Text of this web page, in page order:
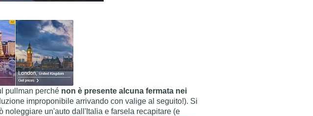
pullman perché non è presente alcuna fermata nei
improponibile arrivando con valige al seguito!). Si
noleggiare un'auto dall'Italia e farsela recapitare (e